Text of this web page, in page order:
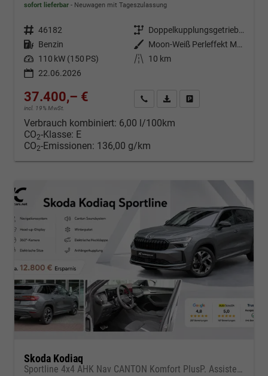
sofort lieferbar Neuwagen mit Tageszulassung
Fahrzeugnr. 46182 Getriebe
Doppelkupplungsgetriebe (DSG)
Kraftstoff Benzin Außenfarbe
Moon-Weiß Perleffekt Metallic
Leistung 110 kW (150 PS) Kilometerstand
10 km
22.06.2026
37.400,– €
incl. 19% MwSt.
Kontakt & Angebot anfordern
PDF-Datei, Fahrzeugexposé
Verbrauch kombiniert: 6,00 l/100km
CO2-Klasse: E
CO2-Emissionen: 136,00 g/km
Skoda Kodiaq
Sportline 4x4 AHK Nav CANTON Komfort PlusP. AssistenzP